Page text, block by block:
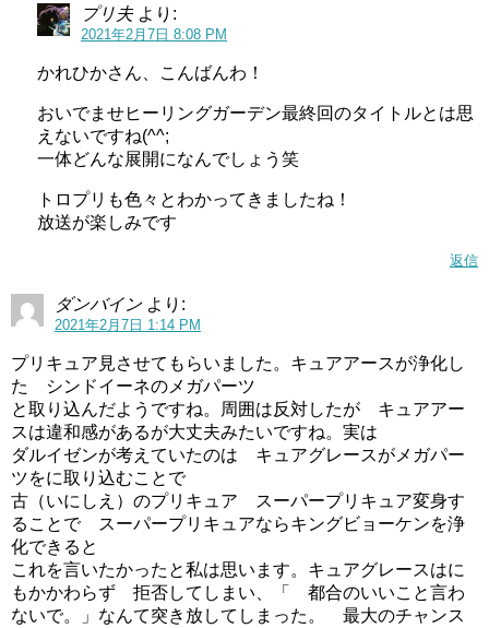
プリ夫 より:
2021年2月7日 8:08 PM
かれひかさん、こんばんわ！
おいでませヒーリングガーデン最終回のタイトルとは思
えないですね(^^;
一体どんな展開になんでしょう笑
トロプリも色々とわかってきましたね！
放送が楽しみです
返信
ダンバイン より:
2021年2月7日 1:14 PM
プリキュア見させてもらいました。キュアアースが浄化し
た シンドイーネのメガパーツ
と取り込んだようですね。周囲は反対したが キュアアー
スは違和感があるが大丈夫みたいですね。実は
ダルイゼンが考えていたのは キュアグレースがメガパー
ツをに取り込むことで
古（いにしえ）のプリキュア スーパープリキュア変身す
ることで スーパープリキュアならキングビョーケンを浄
化できると
これを言いたかったと私は思います。キュアグレースはに
もかかわらず 拒否してしまい、「 都合のいいこと言わ
ないで。」なんて突き放してしまった。 最大のチャンス